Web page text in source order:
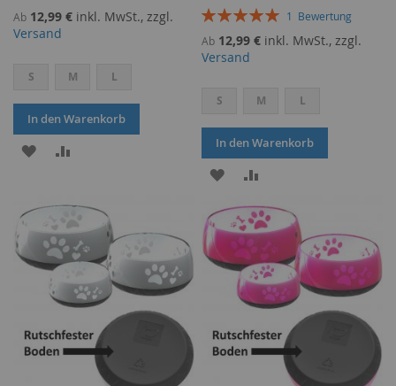
Ab 12,99 € inkl. MwSt., zzgl.
Versand
S M L
In den Warenkorb
ZUR
HINZUFÜGEN
HINZUFÜGEN
Bewertung:
1 Bewertung
Ab 12,99 € inkl. MwSt., zzgl.
Versand
S M L
In den Warenkorb
ZUR
WUNSCHLISTE
HINZUFÜGEN
VERGLEICHSLISTE
HINZUFÜGEN